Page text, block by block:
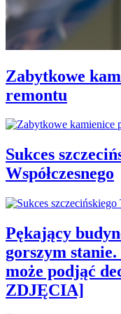
Zabytkowe
remontu
Sukces
Współczesnego
Pękający
gorszym
może podjąć
ZDJĘCIA]